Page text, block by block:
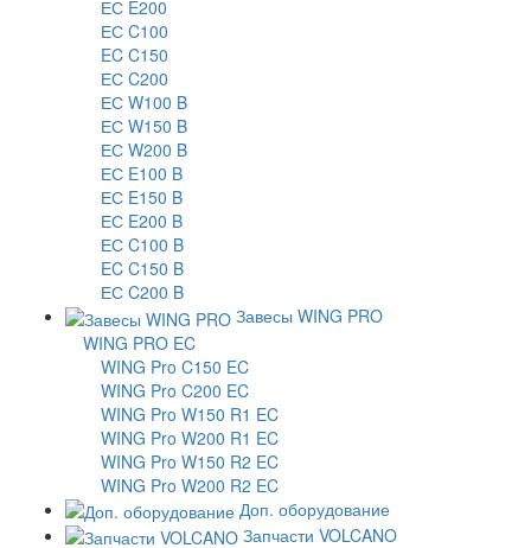
ЕС E200
ЕС C100
EC C150
ЕС C200
ЕС W100 B
ЕС W150 B
ЕС W200 B
ЕС E100 B
ЕС E150 B
ЕС E200 B
ЕС C100 B
EC C150 B
ЕС C200 B
Завесы WING PRO
WING PRO EC
WING Pro C150 EC
WING Pro C200 EC
WING Pro W150 R1 EC
WING Pro W200 R1 EC
WING Pro W150 R2 EC
WING Pro W200 R2 EC
Доп. оборудование
Запчасти VOLCANO